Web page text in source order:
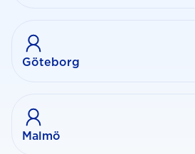
Göteborg
Malmö